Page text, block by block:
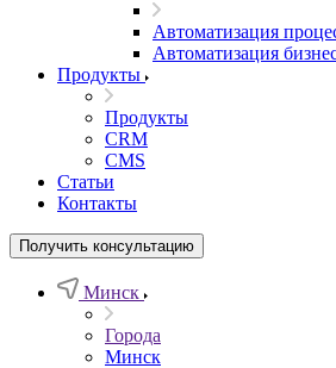
Автоматизация
Автоматизация
Продукты
Продукты
CRM
CMS
Статьи
Контакты
Получить консультацию
Минск
Города
Минск